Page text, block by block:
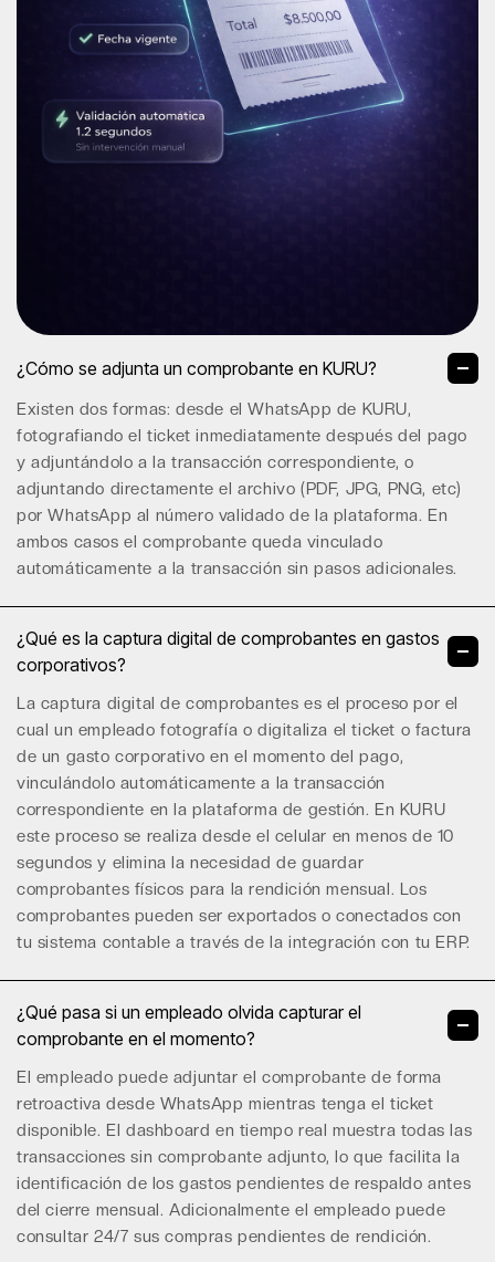
¿Cómo se adjunta un comprobante en KURU?
Existen dos formas: desde el WhatsApp de KURU,
fotografiando el ticket inmediatamente después del pago
y adjuntándolo a la transacción correspondiente, o
adjuntando directamente el archivo (PDF, JPG, PNG, etc)
por WhatsApp al número validado de la plataforma. En
ambos casos el comprobante queda vinculado
automáticamente a la transacción sin pasos adicionales.
¿Qué es la captura digital de comprobantes en gastos
corporativos?
La captura digital de comprobantes es el proceso por el
cual un empleado fotografía o digitaliza el ticket o factura
de un gasto corporativo en el momento del pago,
vinculándolo automáticamente a la transacción
correspondiente en la plataforma de gestión. En KURU
este proceso se realiza desde el celular en menos de 10
segundos y elimina la necesidad de guardar
comprobantes físicos para la rendición mensual. Los
comprobantes pueden ser exportados o conectados con
tu sistema contable a través de laintegración con tu ERP.
¿Qué pasa si un empleado olvida capturar el
comprobante en el momento?
El empleado puede adjuntar el comprobante de forma
retroactiva desde WhatsApp mientras tenga el ticket
disponible. El dashboard en tiempo real muestra todas las
transacciones sin comprobante adjunto, lo que facilita la
identificación de los gastos pendientes de respaldo antes
del cierre mensual. Adicionalmente el empleado puede
consultar 24/7 sus compras pendientes de rendición.